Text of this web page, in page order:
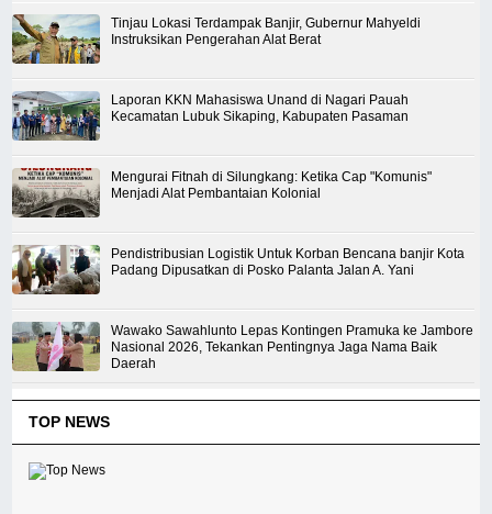
Tinjau Lokasi Terdampak Banjir, Gubernur Mahyeldi
Instruksikan Pengerahan Alat Berat
Laporan KKN Mahasiswa Unand di Nagari Pauah
Kecamatan Lubuk Sikaping, Kabupaten Pasaman
Mengurai Fitnah di Silungkang: Ketika Cap "Komunis"
Menjadi Alat Pembantaian Kolonial
Pendistribusian Logistik Untuk Korban Bencana banjir Kota
Padang Dipusatkan di Posko Palanta Jalan A. Yani
Wawako Sawahlunto Lepas Kontingen Pramuka ke Jambore
Nasional 2026, Tekankan Pentingnya Jaga Nama Baik
Daerah
TOP NEWS